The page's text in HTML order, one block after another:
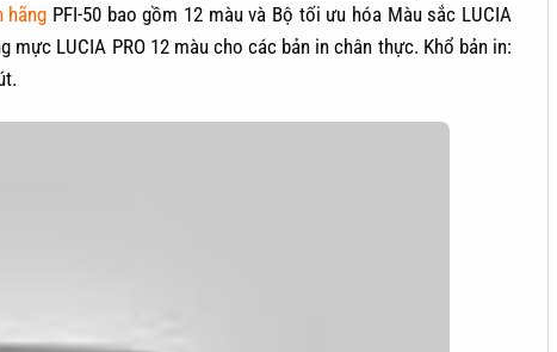
hãng PFI-50 bao gồm 12 màu và Bộ tối ưu hóa Màu sắc LUCIA
mực LUCIA PRO 12 màu cho các bản in chân thực. Khổ bản in: